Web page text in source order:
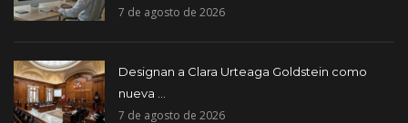
7 de agosto de 2026
Designan a Clara Urteaga Goldstein como
nueva ...
7 de agosto de 2026